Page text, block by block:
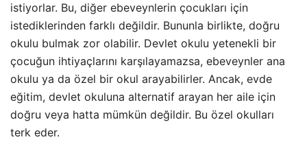
istiyorlar. Bu, diğer ebeveynlerin çocukları için
istediklerinden farklı değildir. Bununla birlikte, doğru
okulu bulmak zor olabilir. Devlet okulu yetenekli bir
çocuğun ihtiyaçlarını karşılayamazsa, ebeveynler ana
okulu ya da özel bir okul arayabilirler. Ancak, evde
eğitim, devlet okuluna alternatif arayan her aile için
doğru veya hatta mümkün değildir. Bu özel okulları
terk eder.